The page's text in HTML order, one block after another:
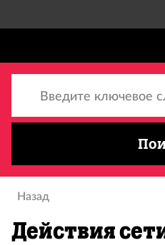
Назад
Действия